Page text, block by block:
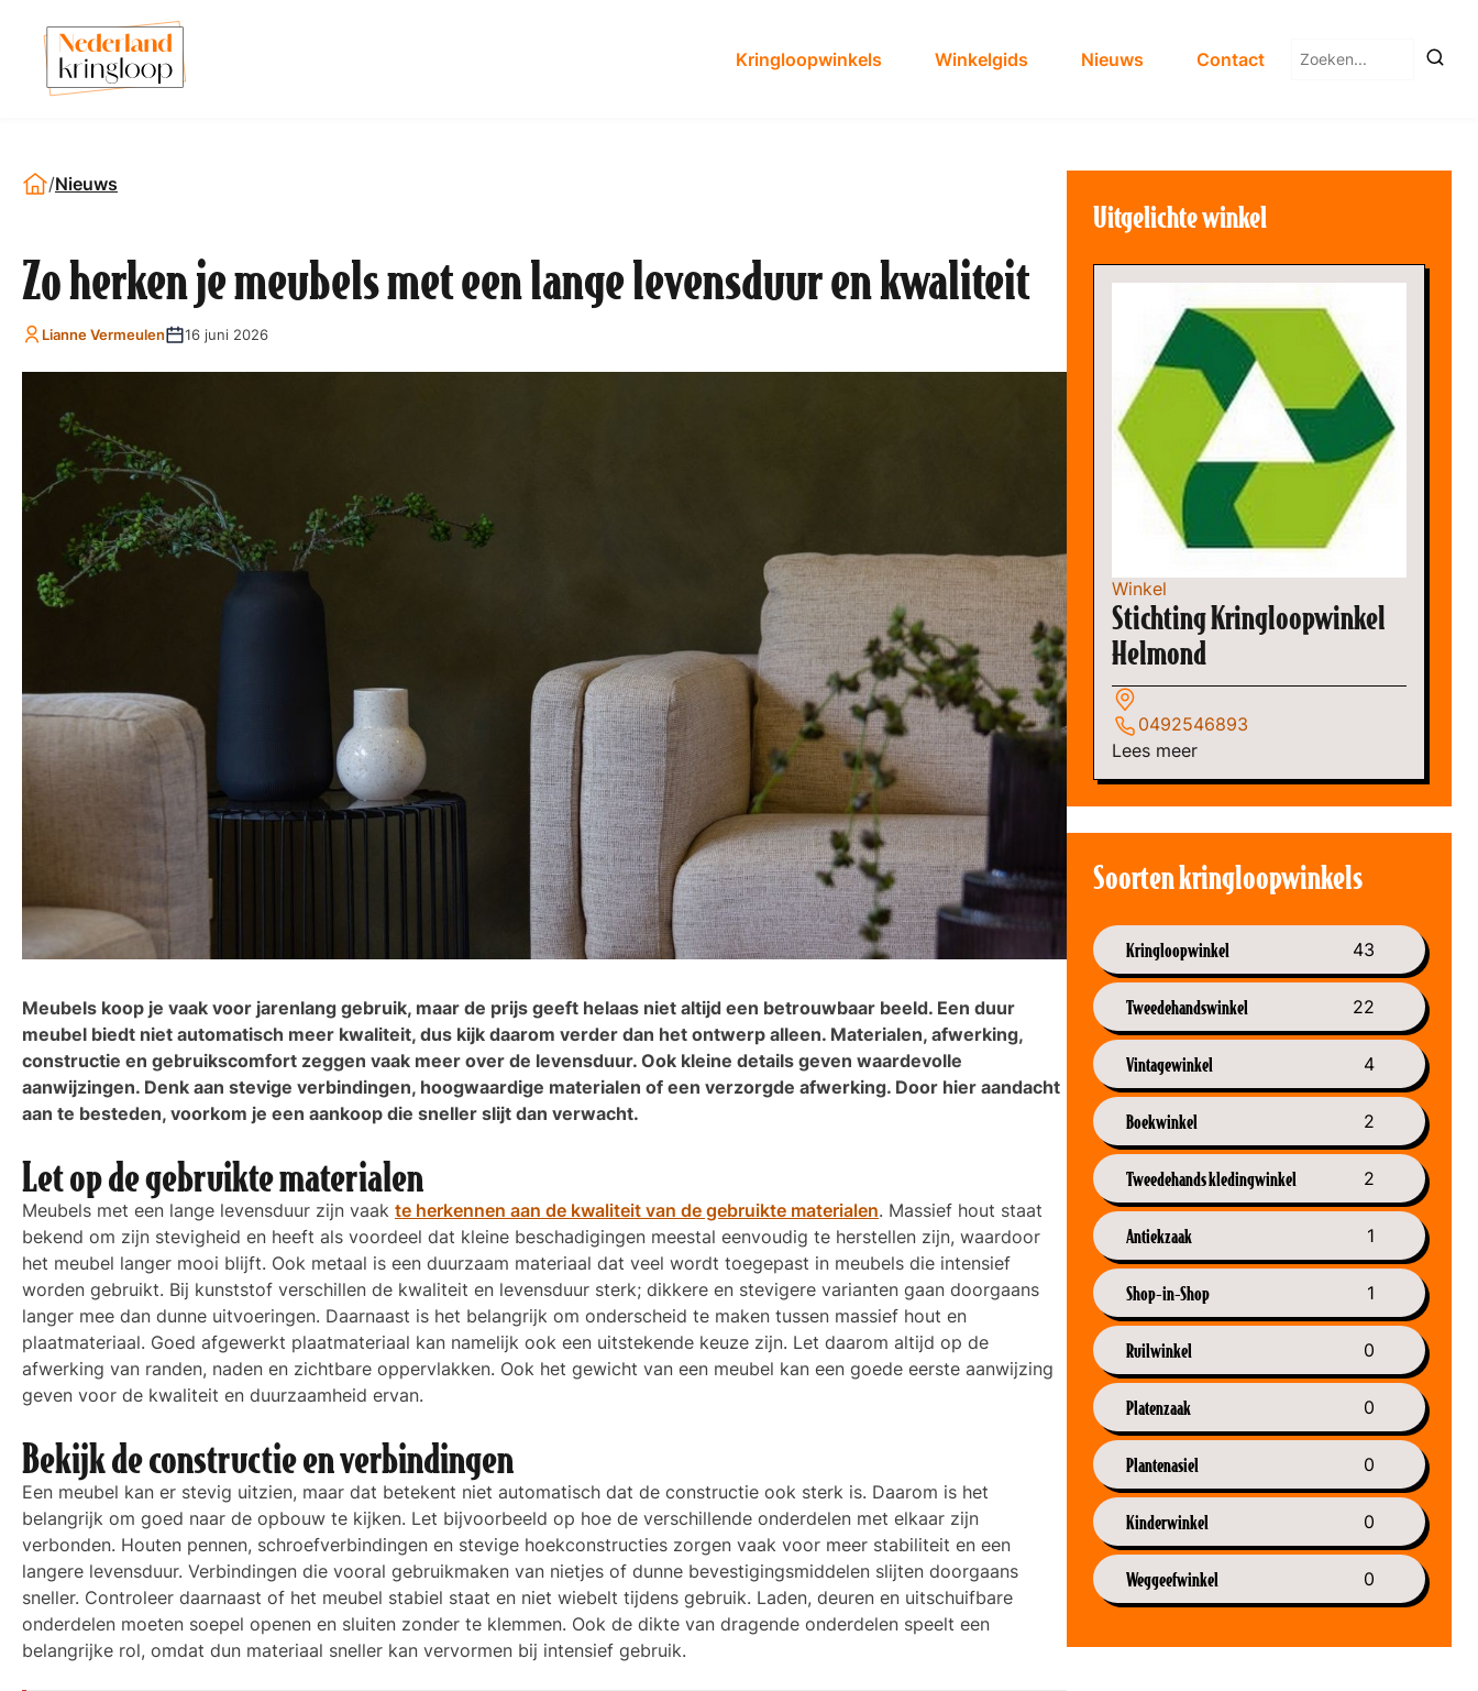
Kringloopwinkels Winkelgids Nieuws Contact
Zoeken
/Nieuws
Zo herken je meubels met een lange levensduur en kwaliteit
Lianne Vermeulen 16 juni 2026
Meubels koop je vaak voor jarenlang gebruik, maar de prijs geeft helaas niet altijd een betrouwbaar beeld. Een duur
meubel biedt niet automatisch meer kwaliteit, dus kijk daarom verder dan het ontwerp alleen. Materialen, afwerking,
constructie en gebruikscomfort zeggen vaak meer over de levensduur. Ook kleine details geven waardevolle
aanwijzingen. Denk aan stevige verbindingen, hoogwaardige materialen of een verzorgde afwerking. Door hier aandacht
aan te besteden, voorkom je een aankoop die sneller slijt dan verwacht.
Let op de gebruikte materialen
Meubels met een lange levensduur zijn vaak te herkennen aan de kwaliteit van de gebruikte materialen. Massief hout staat
bekend om zijn stevigheid en heeft als voordeel dat kleine beschadigingen meestal eenvoudig te herstellen zijn, waardoor
het meubel langer mooi blijft. Ook metaal is een duurzaam materiaal dat veel wordt toegepast in meubels die intensief
worden gebruikt. Bij kunststof verschillen de kwaliteit en levensduur sterk; dikkere en stevigere varianten gaan doorgaans
langer mee dan dunne uitvoeringen. Daarnaast is het belangrijk om onderscheid te maken tussen massief hout en
plaatmateriaal. Goed afgewerkt plaatmateriaal kan namelijk ook een uitstekende keuze zijn. Let daarom altijd op de
afwerking van randen, naden en zichtbare oppervlakken. Ook het gewicht van een meubel kan een goede eerste aanwijzing
geven voor de kwaliteit en duurzaamheid ervan.
Bekijk de constructie en verbindingen
Een meubel kan er stevig uitzien, maar dat betekent niet automatisch dat de constructie ook sterk is. Daarom is het
belangrijk om goed naar de opbouw te kijken. Let bijvoorbeeld op hoe de verschillende onderdelen met elkaar zijn
verbonden. Houten pennen, schroefverbindingen en stevige hoekconstructies zorgen vaak voor meer stabiliteit en een
langere levensduur. Verbindingen die vooral gebruikmaken van nietjes of dunne bevestigingsmiddelen slijten doorgaans
sneller. Controleer daarnaast of het meubel stabiel staat en niet wiebelt tijdens gebruik. Laden, deuren en uitschuifbare
onderdelen moeten soepel openen en sluiten zonder te klemmen. Ook de dikte van dragende onderdelen speelt een
belangrijke rol, omdat dun materiaal sneller kan vervormen bij intensief gebruik.
Uitgelichte winkel
Winkel
Stichting Kringloopwinkel
Helmond
0492546893
Lees meer
Soorten kringloopwinkels
Kringloopwinkel 43
Tweedehandswinkel 22
Vintagewinkel 4
Boekwinkel 2
Tweedehands kledingwinkel 2
Antiekzaak 1
Shop-in-Shop 1
Ruilwinkel 0
Platenzaak 0
Plantenasiel 0
Kinderwinkel 0
Weggeefwinkel 0